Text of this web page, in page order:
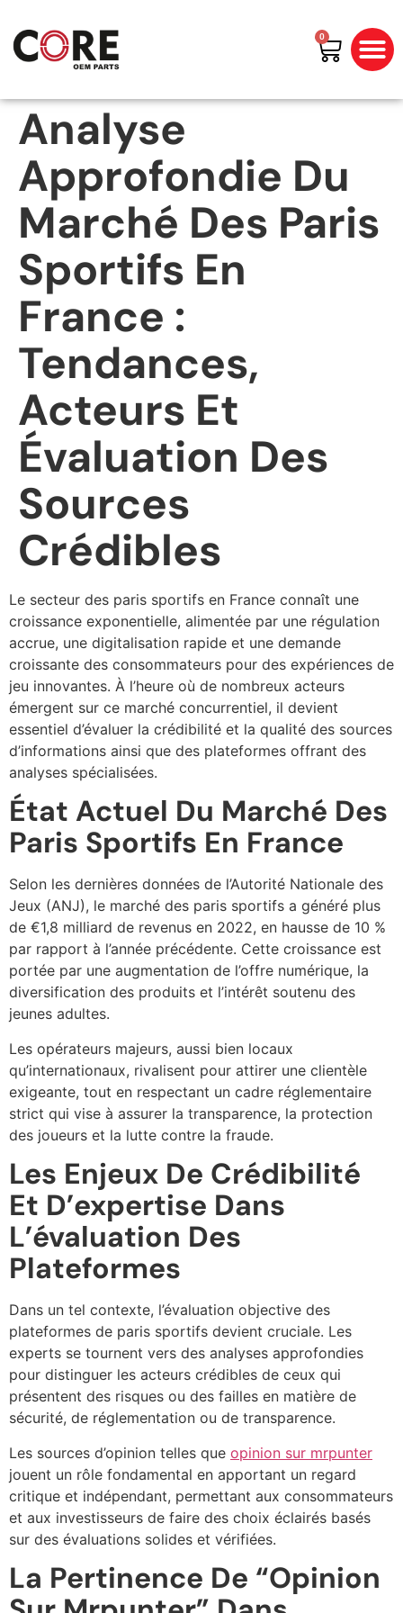
0
Analyse
Approfondie Du
Marché Des Paris
Sportifs En
France :
Tendances,
Acteurs Et
Évaluation Des
Sources
Crédibles
Le secteur des paris sportifs en France connaît une
croissance exponentielle, alimentée par une régulation
accrue, une digitalisation rapide et une demande
croissante des consommateurs pour des expériences de
jeu innovantes. À l’heure où de nombreux acteurs
émergent sur ce marché concurrentiel, il devient
essentiel d’évaluer la crédibilité et la qualité des sources
d’informations ainsi que des plateformes offrant des
analyses spécialisées.
État Actuel Du Marché Des
Paris Sportifs En France
Selon les dernières données de l’Autorité Nationale des
Jeux (ANJ), le marché des paris sportifs a généré plus
de €1,8 milliard de revenus en 2022, en hausse de 10 %
par rapport à l’année précédente. Cette croissance est
portée par une augmentation de l’offre numérique, la
diversification des produits et l’intérêt soutenu des
jeunes adultes.
Les opérateurs majeurs, aussi bien locaux
qu’internationaux, rivalisent pour attirer une clientèle
exigeante, tout en respectant un cadre réglementaire
strict qui vise à assurer la transparence, la protection
des joueurs et la lutte contre la fraude.
Les Enjeux De Crédibilité
Et D’expertise Dans
L’évaluation Des
Plateformes
Dans un tel contexte, l’évaluation objective des
plateformes de paris sportifs devient cruciale. Les
experts se tournent vers des analyses approfondies
pour distinguer les acteurs crédibles de ceux qui
présentent des risques ou des failles en matière de
sécurité, de réglementation ou de transparence.
Les sources d’opinion telles que opinion sur mrpunter
jouent un rôle fondamental en apportant un regard
critique et indépendant, permettant aux consommateurs
et aux investisseurs de faire des choix éclairés basés
sur des évaluations solides et vérifiées.
La Pertinence De “opinion